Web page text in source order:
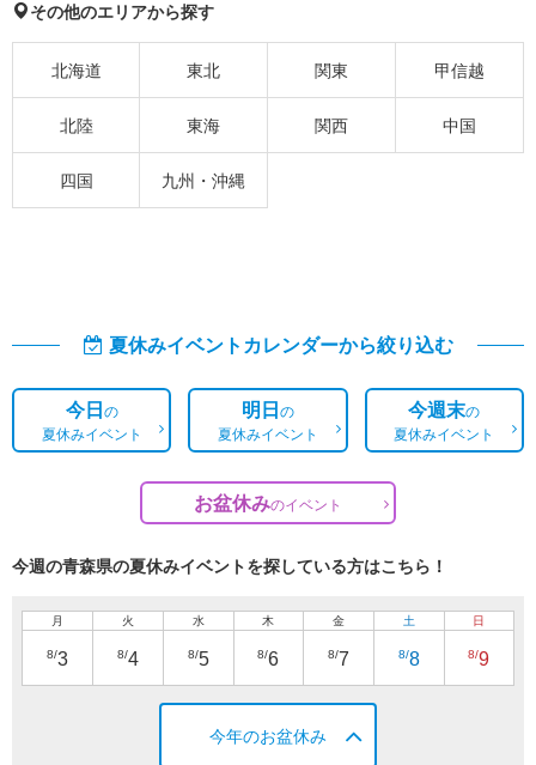
その他のエリアから探す
北海道 東北 関東 甲信越
北陸 東海 関西 中国
四国 九州・沖縄
夏休みイベントカレンダーから絞り込む
今日の
夏休みイベント
明日の
夏休みイベント
今週末の
夏休みイベント
お盆休みのイベント
今週の青森県の夏休みイベントを探している方はこちら！
月
8/3
火
8/4
水
8/5
木
8/6
金
8/7
土
8/8
日
8/9
今年のお盆休み